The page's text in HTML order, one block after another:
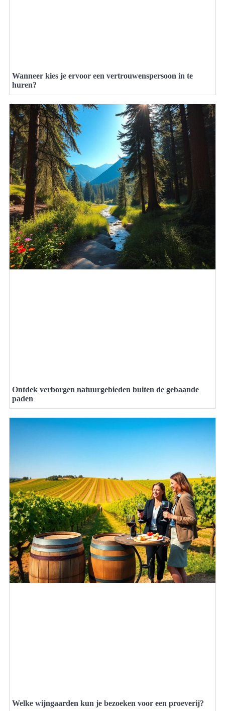
Wanneer kies je ervoor een vertrouwenspersoon in te
huren?
Ontdek verborgen natuurgebieden buiten de gebaande
paden
Welke wijngaarden kun je bezoeken voor een proeverij?